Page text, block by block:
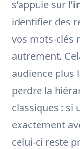
s’appuie sur l’
identifier des
vos mots-clés
autrement.
audience plus
perdre la
classiques : si
exactement
celui-ci reste